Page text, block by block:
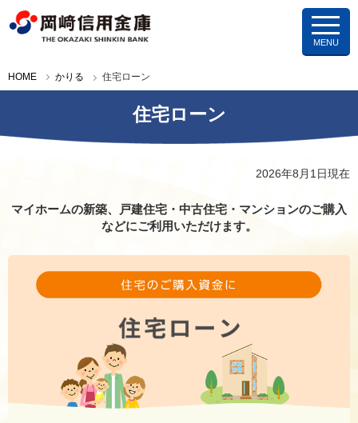
HOME かりる 住宅ローン
住宅ローン
2026年8月1日現在
マイホームの新築、戸建住宅・中古住宅・マンションのご購入
などにご利用いただけます。